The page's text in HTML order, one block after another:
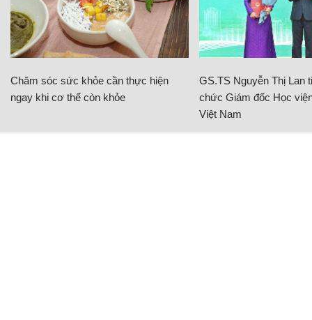
Chăm sóc sức khỏe cần thực hiện
ngay khi cơ thể còn khỏe
GS.TS Nguyễn Thị Lan
chức Giám đốc Học
Việt Nam